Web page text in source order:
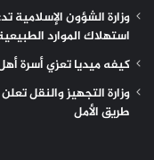
وزارة الشؤون
استهلاك الموارد
كيفه ميديا تعزي أسرة
وزارة التجهيز والنقل
طريق الأمل